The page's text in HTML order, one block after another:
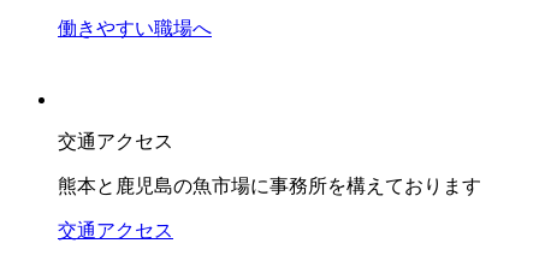
働きやすい職場へ
交通アクセス
熊本と鹿児島の魚市場に事務所を構えております
交通アクセス